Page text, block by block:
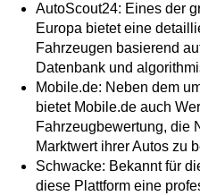
AutoScout24: Eines der
Europa bietet eine
Fahrzeugen basierend
Datenbank und
Mobile.de: Neben dem
bietet Mobile.de auch
Fahrzeugbewertung, die
Marktwert ihrer Autos zu
Schwacke: Bekannt für
diese Plattform eine